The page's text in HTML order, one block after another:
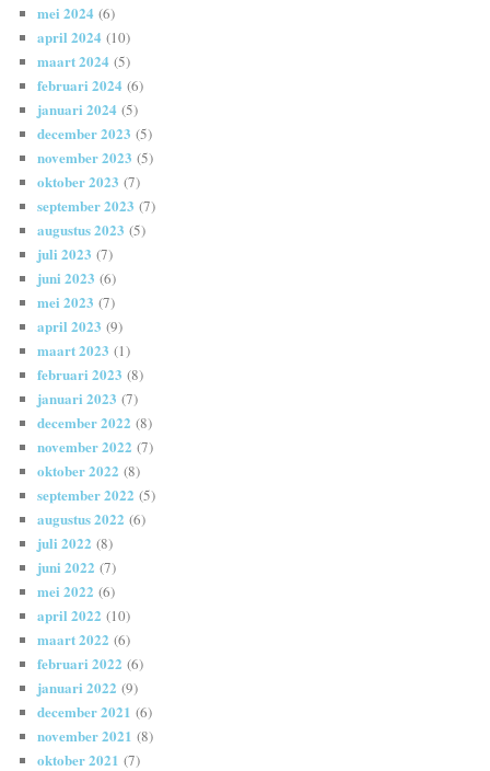
mei 2024 (6)
april 2024 (10)
maart 2024 (5)
februari 2024 (6)
januari 2024 (5)
december 2023 (5)
november 2023 (5)
oktober 2023 (7)
september 2023 (7)
augustus 2023 (5)
juli 2023 (7)
juni 2023 (6)
mei 2023 (7)
april 2023 (9)
maart 2023 (1)
februari 2023 (8)
januari 2023 (7)
december 2022 (8)
november 2022 (7)
oktober 2022 (8)
september 2022 (5)
augustus 2022 (6)
juli 2022 (8)
juni 2022 (7)
mei 2022 (6)
april 2022 (10)
maart 2022 (6)
februari 2022 (6)
januari 2022 (9)
december 2021 (6)
november 2021 (8)
oktober 2021 (7)